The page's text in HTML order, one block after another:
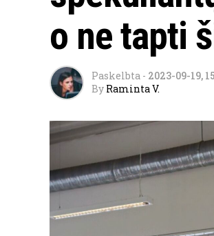
o ne tapti
Paskelbta - 2023-09-19,
By Raminta V.